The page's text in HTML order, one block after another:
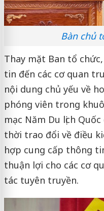
Bàn chủ
Thay mặt Ban tổ
tin đến các cơ quan
nội dung chủ yếu về
phóng viên trong
mạc Năm Du lịch
thời trao đổi về điều
hợp cung cấp thông
thuận lợi cho các cơ
tác tuyên truyền.